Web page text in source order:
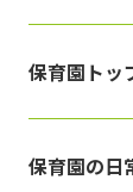
保育園トッ
保育園の日